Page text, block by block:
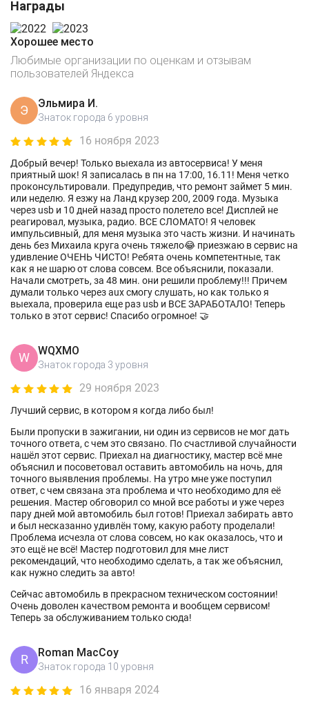
Награды
Хорошее место
Любимые организации по оценкам и отзывам
пользователей Яндекса
Э Эльмира И.
Знаток города 6 уровня
16 ноября 2023
Добрый вечер! Только выехала из автосервиса! У меня
приятный шок! Я записалась в пн на 17:00, 16.11! Меня четко
проконсультировали. Предупредив, что ремонт займет 5 мин.
или неделю. Я езжу на Ланд крузер 200, 2009 года. Музыка
через usb и 10 дней назад просто полетело все! Дисплей не
реагировал, музыка, радио. ВСЕ СЛОМАТО! Я человек
импульсивный, для меня музыка это часть жизни. И начинать
день без Михаила круга очень тяжело😂 приезжаю в сервис на
удивление ОЧЕНЬ ЧИСТО! Ребята очень компетентные, так
как я не шарю от слова совсем. Все объяснили, показали.
Начали смотреть, за 48 мин. они решили проблему!!! Причем
думали только через aux смогу слушать, но как только я
выехала, проверила еще раз usb и ВСЕ ЗАРАБОТАЛО! Теперь
только в этот сервис! Спасибо огромное! 🤝
W WQXMO
Знаток города 3 уровня
29 ноября 2023
Лучший сервис, в котором я когда либо был!
Были пропуски в зажигании, ни один из сервисов не мог дать
точного ответа, с чем это связано. По счастливой случайности
нашёл этот сервис. Приехал на диагностику, мастер всё мне
объяснил и посоветовал оставить автомобиль на ночь, для
точного выявления проблемы. На утро мне уже поступил
ответ, с чем связана эта проблема и что необходимо для её
решения. Мастер обговорил со мной все работы и уже через
пару дней мой автомобиль был готов! Приехал забирать авто
и был несказанно удивлён тому, какую работу проделали!
Проблема исчезла от слова совсем, но как оказалось, что и
это ещё не всё! Мастер подготовил для мне лист
рекомендаций, что необходимо сделать, а так же объяснил,
как нужно следить за авто!
Сейчас автомобиль в прекрасном техническом состоянии!
Очень доволен качеством ремонта и вообщем сервисом!
Теперь за обслуживанием только сюда!
R Roman MacCoy
Знаток города 10 уровня
16 января 2024